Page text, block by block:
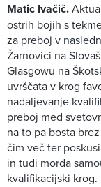
Matic Ivačič.
ostrih bojih s
za preboj v
Žarnovici na
Glasgowu na
uvrščata v krog
nadaljevanje
preboj med
na to pa bosta
čim več ter
in tudi morda
kvalifikacijski krog.